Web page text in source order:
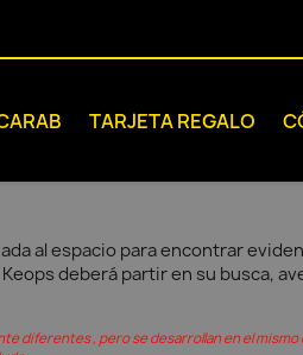
TARJETA REGALO
al espacio para encontrar
deberá partir en su busca,
diferentes , pero se desarrollan en el